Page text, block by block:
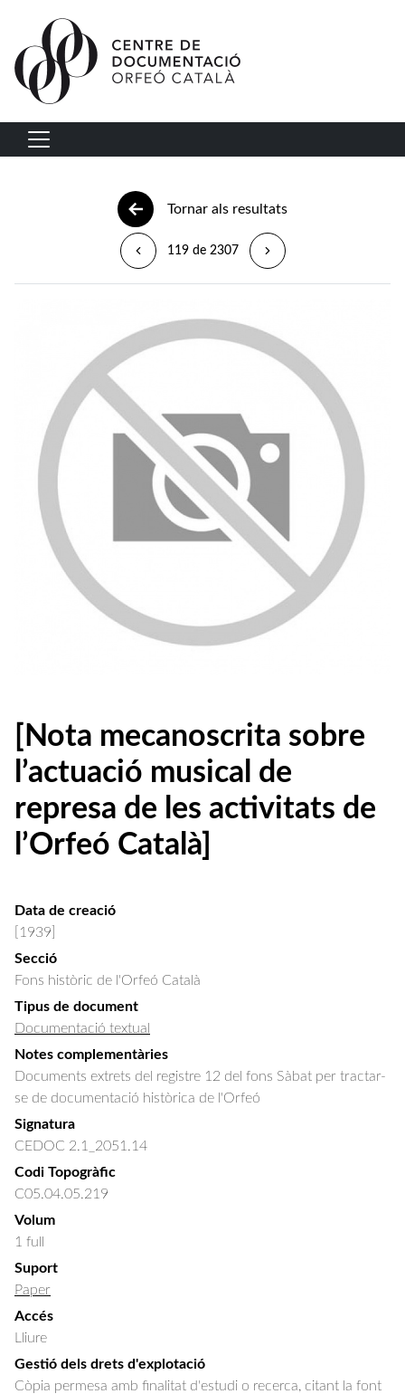
Vés al contingut
Navegació principal
Tornar als resultats
119 de 2307
[Nota mecanoscrita sobre
l’actuació musical de
represa de les activitats de
l’Orfeó Català]
Data de creació
[1939]
Secció
Fons històric de l'Orfeó Català
Tipus de document
Documentació textual
Notes complementàries
Documents extrets del registre 12 del fons Sàbat per tractar-
se de documentació històrica de l'Orfeó
Signatura
CEDOC 2.1_2051.14
Codi Topogràfic
C05.04.05.219
Volum
1 full
Suport
Paper
Accés
Lliure
Gestió dels drets d'explotació
Còpia permesa amb finalitat d'estudi o recerca, citant la font